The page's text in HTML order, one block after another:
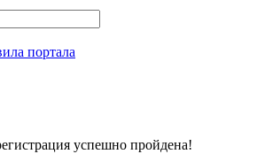
портала
успешно пройдена!